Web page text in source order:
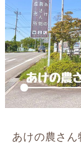
あけの農さ